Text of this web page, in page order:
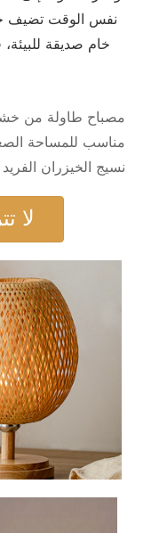
نفس الوقت تضيف
خام صديقة
مصباح طاولة من
مناسب للمساحة
نسيج الخيزران
لا